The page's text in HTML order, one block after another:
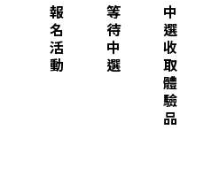
報
名
活
動
等
待
中
選
中
選
收
取
體
驗
品